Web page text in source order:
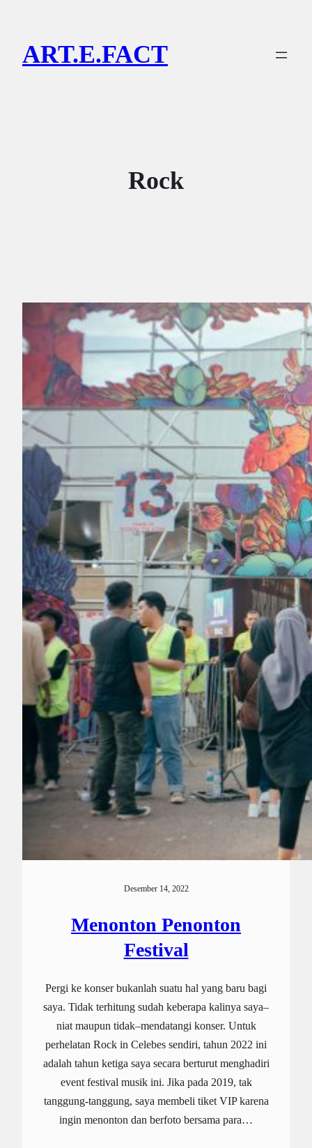
kontenART.E.FACT
Rock
Desember 14, 2022
Menonton Penonton
Festival
Pergi ke konser bukanlah suatu hal yang baru bagi
saya. Tidak terhitung sudah keberapa kalinya saya–
niat maupun tidak–mendatangi konser. Untuk
perhelatan Rock in Celebes sendiri, tahun 2022 ini
adalah tahun ketiga saya secara berturut menghadiri
event festival musik ini. Jika pada 2019, tak
tanggung-tanggung, saya membeli tiket VIP karena
ingin menonton dan berfoto bersama para…